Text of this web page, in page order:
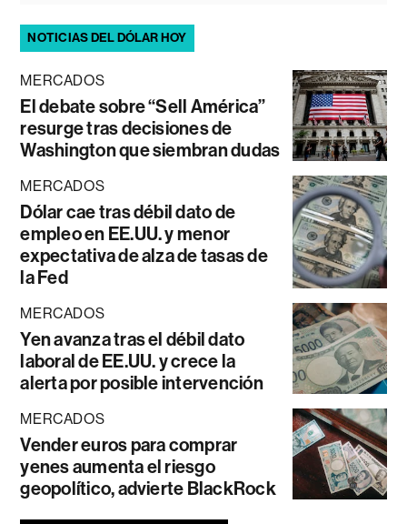
NOTICIAS DEL DÓLAR HOY
MERCADOS
El debate sobre “Sell América”
resurge tras decisiones de
Washington que siembran dudas
MERCADOS
Dólar cae tras débil dato de
empleo en EE.UU. y menor
expectativa de alza de tasas de
la Fed
MERCADOS
Yen avanza tras el débil dato
laboral de EE.UU. y crece la
alerta por posible intervención
MERCADOS
Vender euros para comprar
yenes aumenta el riesgo
geopolítico, advierte BlackRock